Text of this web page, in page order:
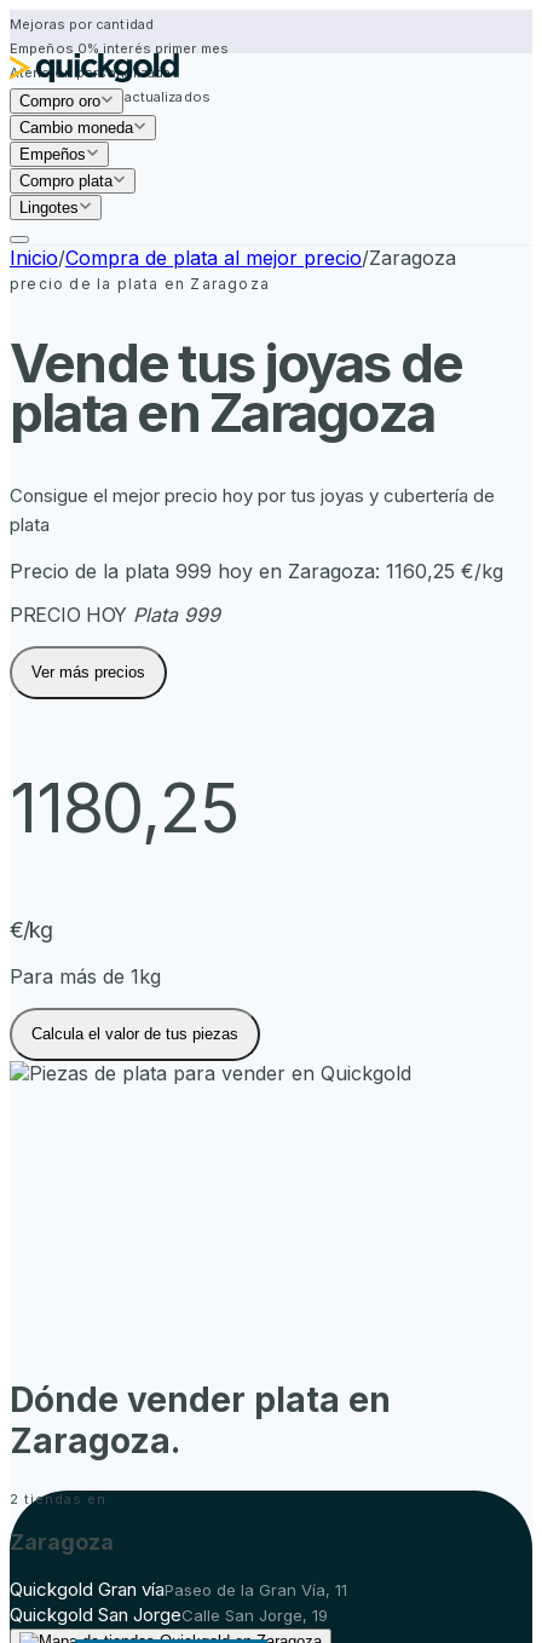
Mejoras por cantidad
Empeños 0% interés primer mes
Atención personalizada
Precios siempre actualizados
Mejoras por cantidad
Compro oro
Cambio moneda
Empeños
Compro plata
Lingotes
Inicio/Compra de plata al mejor precio/Zaragoza
precio de la plata en Zaragoza
Vende tus joyas de
plata en Zaragoza
Consigue el mejor precio hoy por tus joyas y cubertería de
plata
Precio de la plata 999 hoy en Zaragoza: 1160,25 €/kg
PRECIO HOY Plata 999
Ver más precios
1180,25
€/kg
Para más de 1kg
Calcula el valor de tus piezas
Dónde vender plata en
Zaragoza.
2 tiendas en
Zaragoza
Quickgold Gran víaPaseo de la Gran Vía, 11
Quickgold San JorgeCalle San Jorge, 19